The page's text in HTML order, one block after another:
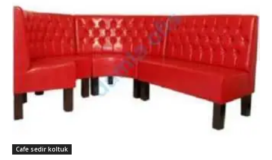
Cafe sedir koltuk